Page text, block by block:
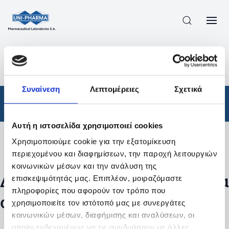
Συναίνεση Λεπτομέρειες Σχετικά
Αυτή η ιστοσελίδα χρησιμοποιεί cookies
Χρησιμοποιούμε cookie για την εξατομίκευση
περιεχομένου και διαφημίσεων, την παροχή λειτουργιών
κοινωνικών μέσων και την ανάλυση της
επισκεψιμότητάς μας. Επιπλέον, μοιραζόμαστε
πληροφορίες που αφορούν τον τρόπο που
χρησιμοποιείτε τον ιστότοπό μας με συνεργάτες
κοινωνικών μέσων, διαφήμισης και αναλύσεων, οι
οποίοι ενδεχομένως να τις συνδυάσουν με άλλες
ΠΡΟΪΟΝΤΑ
ΑΠΟΤΕΛΕΣΜΑΤΑ ΑΝΑΖΗΤΗΣΗΣ
Φάρμακα
Φίλτρα
Δεν βρέθηκαν προϊόντα με τα
συγκεκριμένα φίλτρα